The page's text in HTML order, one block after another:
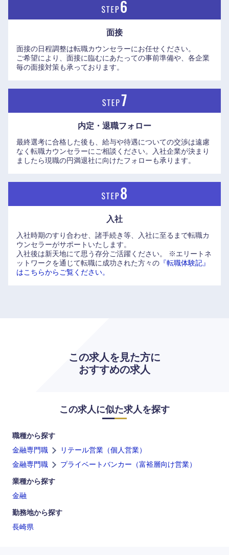
面接
面接の日程調整は転職カウンセラーにお任せください。
ご希望により、面接に臨むにあたっての事前準備や、各企業
毎の面接対策も承っております。
内定・退職フォロー
最終選考に合格した後も、給与や待遇についての交渉は遠慮
なく転職カウンセラーにご相談ください。入社企業が決まり
ましたら現職の円満退社に向けたフォローも承ります。
入社
入社時期のすり合わせ、諸手続き等、入社に至るまで転職カ
ウンセラーがサポートいたします。
入社後は新天地にて思う存分ご活躍ください。
※エリートネ
ットワークを通じて転職に成功された方々の 『転職体験記』
はこちらからご覧ください。
この求人を見た方に
おすすめの求人
この求人に似た求人を探す
職種から探す
金融専門職
リテール営業（個人営業）
金融専門職
プライベートバンカー（富裕層向け営業）
業種から探す
金融
勤務地から探す
長崎県
中国・四国地方
鳥取県
徳島県
香川県 愛媛県